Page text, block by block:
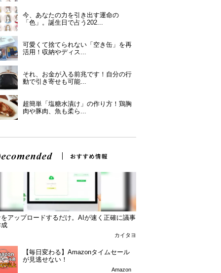
今、あなたの力を引き出す運命の
「色」。誕生日で占う202...
可愛くて捨てられない「空き缶」を再
活用！収納やディス...
それ、お金が入る前兆です！自分の行
動で引き寄せも可能...
超簡単「塩糖水漬け」の作り方！鶏胸
肉や豚肉、魚も柔ら...
アップロードするだけ。AIが速く正確に議事
カイタヨ
【毎日変わる】Amazonタイムセール
が見逃せない！
Amazon